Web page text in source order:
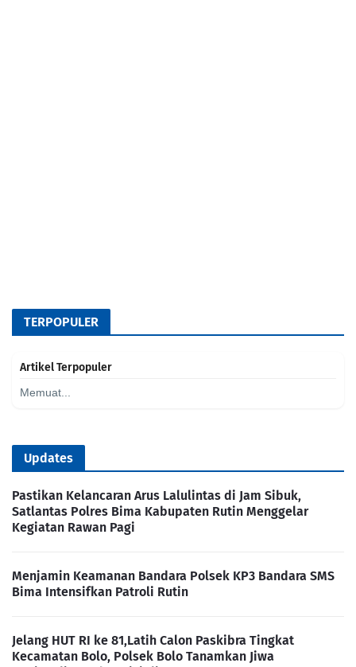
TERPOPULER
Artikel Terpopuler
Memuat...
Updates
Pastikan Kelancaran Arus Lalulintas di Jam Sibuk,
Satlantas Polres Bima Kabupaten Rutin Menggelar
Kegiatan Rawan Pagi
Menjamin Keamanan Bandara Polsek KP3 Bandara SMS
Bima Intensifkan Patroli Rutin
Jelang HUT RI ke 81,Latih Calon Paskibra Tingkat
Kecamatan Bolo, Polsek Bolo Tanamkan Jiwa